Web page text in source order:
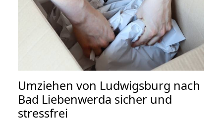
Umziehen von Ludwigsburg nach
Bad Liebenwerda sicher und
stressfrei